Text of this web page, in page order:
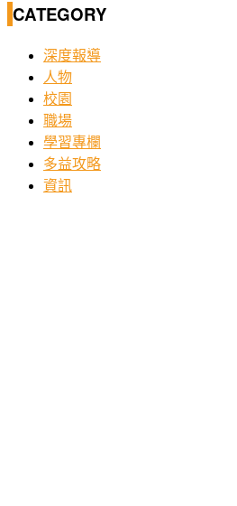
CATEGORY
深度報導
人物
校園
職場
學習專欄
多益攻略
資訊